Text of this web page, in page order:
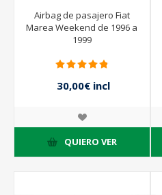
Airbag de pasajero Fiat
Marea Weekend de 1996 a
1999
30,00€ incl
impuestos
QUIERO VER